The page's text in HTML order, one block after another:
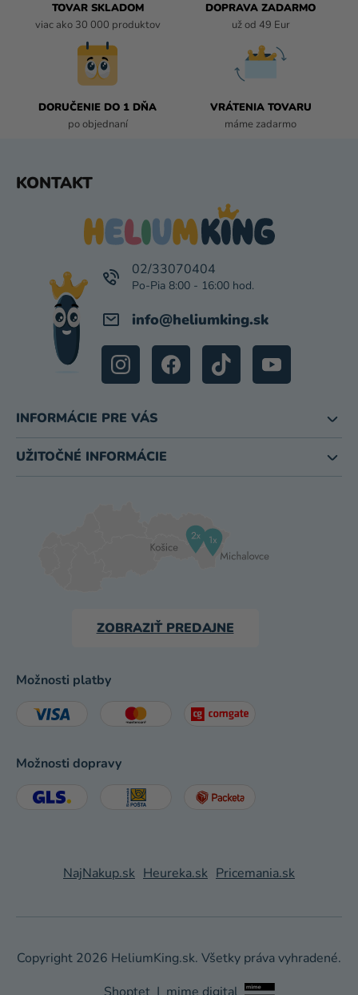
TOVAR SKLADOM
viac ako 30 000 produktov
DOPRAVA ZADARMO
už od 49 Eur
DORUČENIE DO 1 DŇA
po objednaní
VRÁTENIA TOVARU
máme zadarmo
KONTAKT
info@heliumking.sk
02/33070404
INFORMÁCIE PRE VÁS
UŽITOČNÉ INFORMÁCIE
ZOBRAZIŤ PREDAJNE
Možnosti platby
Možnosti dopravy
NajNakup.sk Heureka.sk Pricemania.sk
Copyright 2026 HeliumKing.sk. Všetky práva vyhradené.